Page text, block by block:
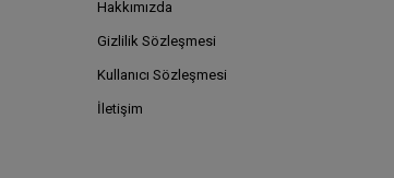
Hakkımızda
Gizlilik Sözleşmesi
Kullanıcı Sözleşmesi
İletişim